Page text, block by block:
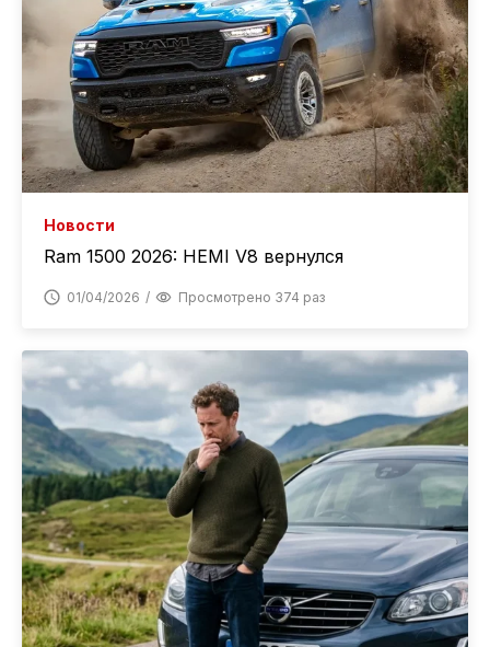
Новости
Ram 1500 2026: HEMI V8 вернулся
01/04/2026 Просмотрено 374 раз